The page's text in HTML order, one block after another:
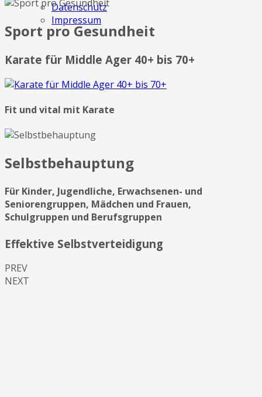
Datenschutz
Impressum
Sport pro Gesundheit
Karate für Middle Ager 40+ bis 70+
Fit und vital mit Karate
Selbstbehauptung
Für Kinder, Jugendliche, Erwachsenen- und
Seniorengruppen, Mädchen und Frauen,
Schulgruppen und Berufsgruppen
Effektive Selbstverteidigung
PREV
NEXT